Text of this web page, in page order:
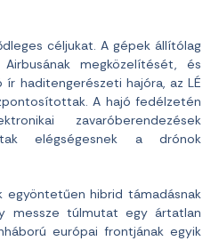
céljukat. A gépek állítólag
megközelítését, és
haditengerészeti hajóra, az LÉ
A hajó fedélzetén
zavaróberendezések
elégségesnek a drónok
egyöntetűen hibrid támadásnak
messze túlmutat egy ártatlan
európai frontjának egyik